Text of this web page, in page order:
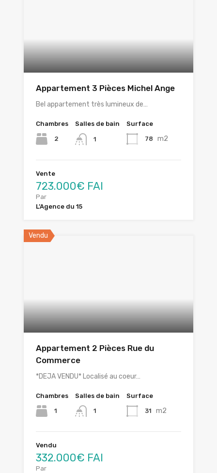
Appartement 3 Pièces Michel Ange
Bel appartement très lumineux de…
Chambres
2
Salles de bain
1
Surface
78 m2
Vente
723.000€ FAI
Par
L’Agence du 15
Vendu
Appartement 2 Pièces Rue du
Commerce
*DEJA VENDU* Localisé au coeur…
Chambres
1
Salles de bain
1
Surface
31 m2
Vendu
332.000€ FAI
Par